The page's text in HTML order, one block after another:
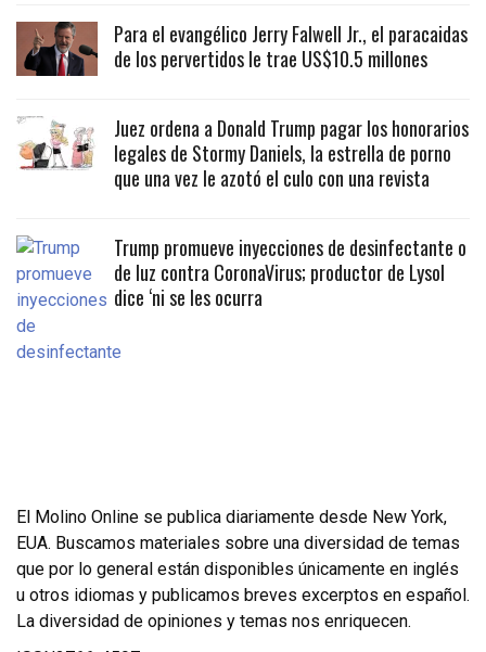
Para el evangélico Jerry Falwell Jr., el paracaidas
de los pervertidos le trae US$10.5 millones
Juez ordena a Donald Trump pagar los honorarios
legales de Stormy Daniels, la estrella de porno
que una vez le azotó el culo con una revista
Trump promueve inyecciones de desinfectante o
de luz contra CoronaVirus; productor de Lysol
dice ‘ni se les ocurra
El Molino Online se publica diariamente desde New York,
EUA. Buscamos materiales sobre una diversidad de temas
que por lo general están disponibles únicamente en inglés
u otros idiomas y publicamos breves excerptos en español.
La diversidad de opiniones y temas nos enriquecen.